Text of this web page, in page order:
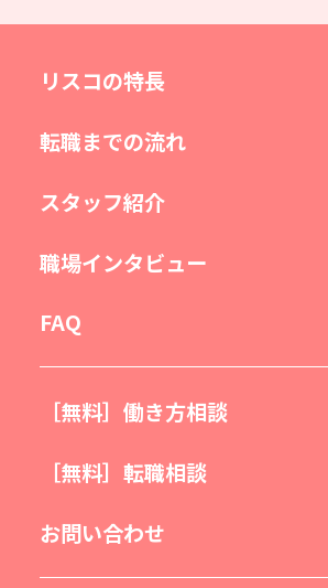
リスコの特長
転職までの流れ
スタッフ紹介
職場インタビュー
FAQ
［無料］働き方相談
［無料］転職相談
お問い合わせ